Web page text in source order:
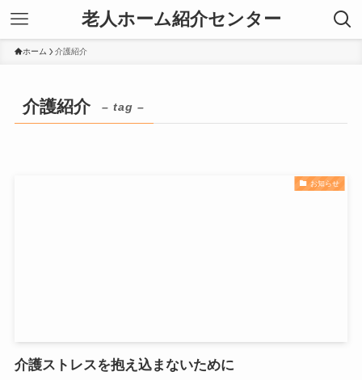
老人ホーム紹介センター
ホーム 介護紹介
介護紹介 – tag –
お知らせ
介護ストレスを抱え込まないために